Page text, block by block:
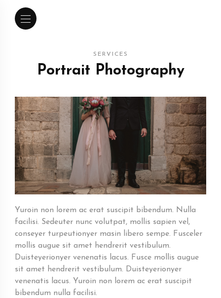
SERVICES
Portrait Photography
Yuroin non lorem ac erat suscipit bibendum. Nulla
facilisi. Sedeuter nunc volutpat, mollis sapien vel,
conseyer turpeutionyer masin libero sempe. Fusceler
mollis augue sit amet hendrerit vestibulum.
Duisteyerionyer venenatis lacus. Fusce mollis augue
sit amet hendrerit vestibulum. Duisteyerionyer
venenatis lacus. Yuroin non lorem ac erat suscipit
bibendum nulla facilisi.